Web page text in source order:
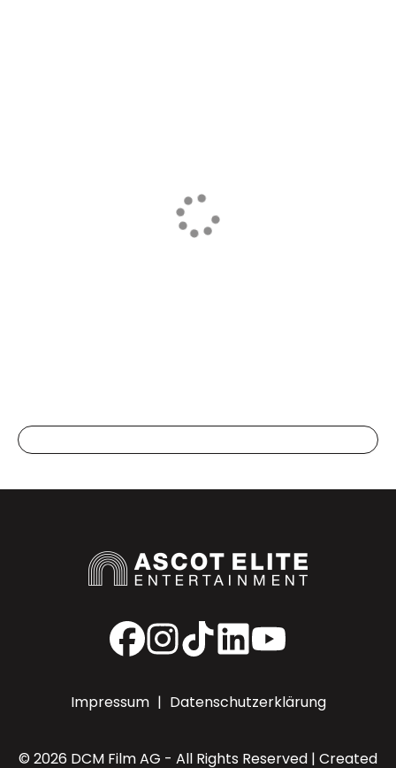
Facebook
InstagramCustom URL
LinkedInYouTube
Impressum | Datenschutzerklärung
© 2026 DCM Film AG - All Rights Reserved | Created